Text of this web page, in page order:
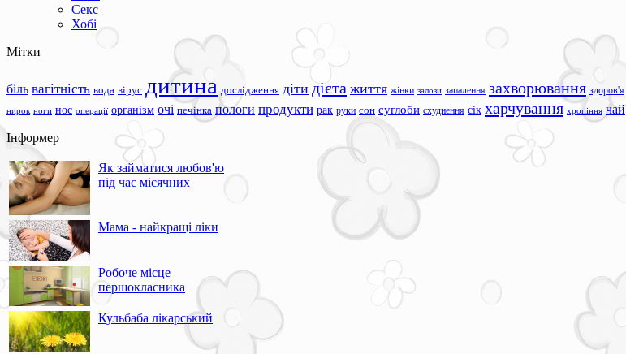
Секс
Хобі
Мітки
біль вагітність вода вірус дитина дослідження діти дієта життя жінки залози запалення захворювання здоров'я
нирок ноги нос операції організм очі печінка пологи продукти рак руки сон суглоби схуднення сік харчування хропіння чай
Інформер
Як займатися любов'ю
під час місячних
Мама - найкращі ліки
Робоче місце
першокласника
Кульбаба лікарський